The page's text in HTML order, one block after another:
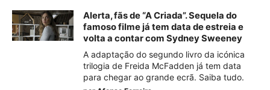
Alerta, fãs de “A Criada”. Sequela do
famoso filme já tem data de estreia e
volta a contar com Sydney Sweeney
A adaptação do segundo livro da icónica
trilogia de Freida McFadden já tem data
para chegar ao grande ecrã. Saiba tudo.